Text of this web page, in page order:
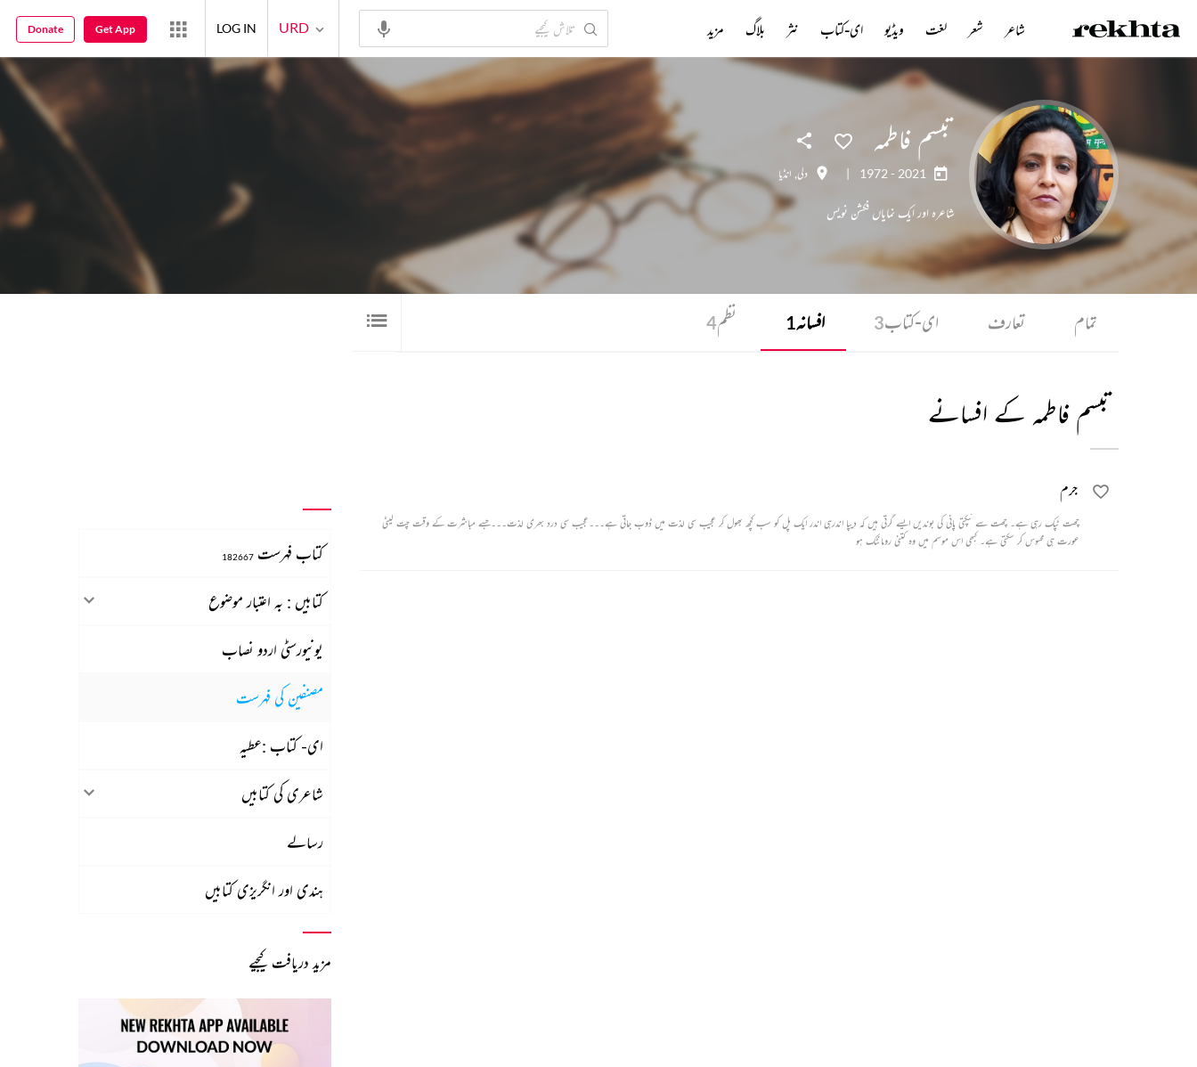
تبسم فاطمہ
1972 - 2021
| دلی, انڈیا
شاعرہ اور ایک نمایاں فکشن نویس
تمام تعارف ای-کتاب3 افسانہ1 نظم4
تبسم فاطمہ کے افسانے
جرم
چھت ٹپک رہی ہے۔ چھت سے ٹپکتی پانی کی بوندیں ایسے گرتی ہیں کہ دیپا اندرہی اندر ایک پل کو سب کچھ بھول کر عجیب سی لذت میں ڈوب جاتی ہے۔۔۔عجیب سی درد بھری لذت۔۔۔جسے مباشرت کے وقت چت لیٹی
عورت ہی محسوس کر سکتی ہے۔ کبھی اس موسم میں وہ کتنی رومانٹک ہو
کتاب فہرست 182667
کتابیں : بہ اعتبار موضوع
یونیورسٹی اردو نصاب
مصنفین کی فہرست
ای- کتاب :عطیہ
شاعری کی کتابیں
رسالے
ہندی اور انگریزی کتابیں
مزید دریافت کیجیے
شاعر شعر لغت ویڈیو ای-کتاب نثر بلاگ مزید URD
LOG IN
Get App
Donate